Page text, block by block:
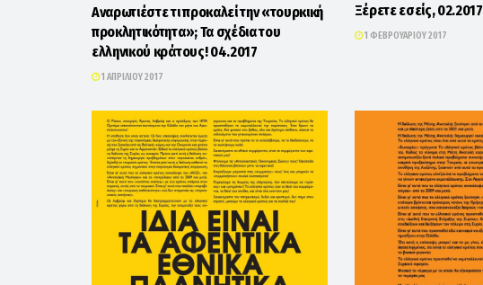
Αναρωτιέστε τι προκαλεί την «τουρκική
προκλητικότητα»; Τα σχέδια του
ελληνικού κράτους! 04.2017
1 ΑΠΡΙΛΊΟΥ 2017
Ξέρετε εσείς, 02.2017
1 ΦΕΒΡΟΥΑΡΊΟΥ 2017